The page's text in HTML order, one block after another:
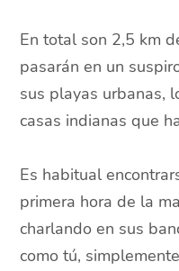
En total son 2,5 km
pasarán en un
sus playas urbanas,
casas indianas que
Es habitual
primera hora de la
charlando en sus
como tú,